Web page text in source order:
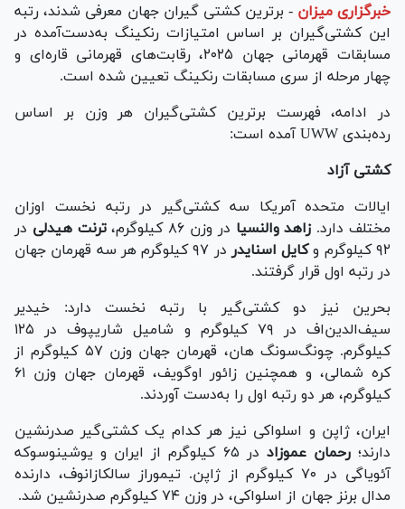
خبرگزاری میزان - برترین کشتی گیران جهان معرفی شدند، رتبه
این کشتی‌گیران بر اساس امتیازات رنکینگ به‌دست‌آمده در
مسابقات قهرمانی جهان ۲۰۲۵، رقابت‌های قهرمانی قاره‌ای و
چهار مرحله از سری مسابقات رنکینگ تعیین شده است.
در ادامه، فهرست برترین کشتی‌گیران هر وزن بر اساس
رده‌بندی UWW آمده است:
کشتی آزاد
ایالات متحده آمریکا سه کشتی‌گیر در رتبه نخست اوزان
مختلف دارد.زاهد والنسیا در وزن ۸۶ کیلوگرم، ترنت هیدلی در
۹۲ کیلوگرم و
کایل اسنایدر
در ۹۷ کیلوگرم هر سه قهرمان جهان
در رتبه اول قرار گرفتند.
بحرین نیز دو کشتی‌گیر با رتبه نخست دارد: خیدیر
سیف‌الدین‌اف در ۷۹ کیلوگرم و شامیل شاریپوف در ۱۲۵
کیلوگرم. چونگ‌سونگ هان، قهرمان جهان وزن ۵۷ کیلوگرم از
کره شمالی، و همچنین زائور اوگویف، قهرمان جهان وزن ۶۱
کیلوگرم، هر دو رتبه اول را به‌دست آوردند.
ایران، ژاپن و اسلواکی نیز هر کدام یک کشتی‌گیر صدرنشین
دارند؛رحمان عموزاد
در ۶۵ کیلوگرم از ایران و یوشینوسوکه
آئویاگی در ۷۰ کیلوگرم از ژاپن. تیموراز سالکازانوف، دارنده
مدال برنز جهان از اسلواکی، در وزن ۷۴ کیلوگرم صدرنشین شد.